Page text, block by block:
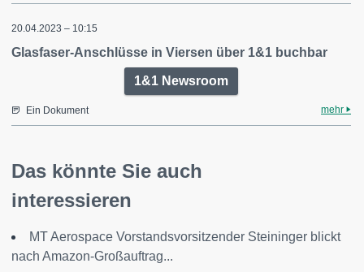
20.04.2023 – 10:15
Glasfaser-Anschlüsse in Viersen über 1&1 buchbar
1&1 Newsroom
Ein Dokument mehr
Das könnte Sie auch
interessieren
MT Aerospace Vorstandsvorsitzender Steininger blickt
nach Amazon-Großauftrag...